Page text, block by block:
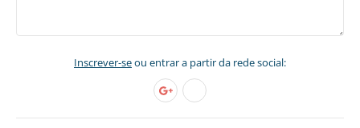
Inscrever-seou entrar a partir da rede social: